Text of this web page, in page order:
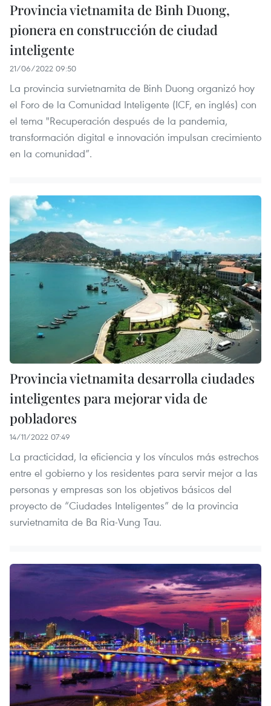
Provincia vietnamita de Binh Duong,
pionera en construcción de ciudad
inteligente
21/06/2022 09:50
La provincia survietnamita de Binh Duong organizó hoy
el Foro de la Comunidad Inteligente (ICF, en inglés) con
el tema "Recuperación después de la pandemia,
transformación digital e innovación impulsan crecimiento
en la comunidad”.
Provincia vietnamita desarrolla ciudades
inteligentes para mejorar vida de
pobladores
14/11/2022 07:49
La practicidad, la eficiencia y los vínculos más estrechos
entre el gobierno y los residentes para servir mejor a las
personas y empresas son los objetivos básicos del
proyecto de “Ciudades Inteligentes” de la provincia
survietnamita de Ba Ria-Vung Tau.